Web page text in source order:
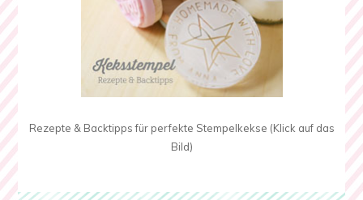
Rezepte & Backtipps für perfekte Stempelkekse (Klick auf das
Bild)